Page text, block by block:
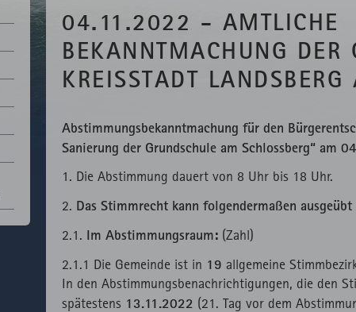
04.11.2022 - AMTLICHE
BEKANNTMACHUNG DER
REISSTADT LANDSBERG
Abstimmungsbekanntmachung für den
Sanierung der Grundschule am Schlossberg“ am
1. Die Abstimmung dauert von 8 Uhr bis 18 Uhr.
2. Das Stimmrecht kann folgendermaßen ausgeübt
2.1. Im Abstimmungsraum: (Zahl)
2.1.1 Die Gemeinde ist in 19 allgemeine
In den Abstimmungsbenachrichtigungen, die den
spätestens 13.11.2022 (21. Tag vor dem